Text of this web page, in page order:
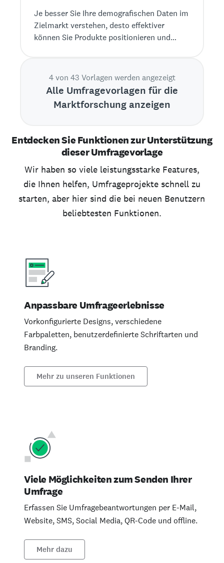
Je besser Sie Ihre demografischen Daten im
Zielmarkt verstehen, desto effektiver
können Sie Produkte positionieren und
4 von 43 Vorlagen werden angezeigt
Alle Umfragevorlagen für die
Marktforschung anzeigen
Entdecken Sie Funktionen zur Unterstützung
dieser Umfragevorlage
Wir haben so viele leistungsstarke Features,
die Ihnen helfen, Umfrageprojekte schnell zu
starten, aber hier sind die bei neuen Benutzern
beliebtesten Funktionen.
Anpassbare Umfrageerlebnisse
Vorkonfigurierte Designs, verschiedene
Farbpaletten, benutzerdefinierte Schriftarten und
Branding.
Mehr zu unseren Funktionen
Viele Möglichkeiten zum Senden Ihrer
Umfrage
Erfassen Sie Umfragebeantwortungen per E-Mail,
Website, SMS, Social Media, QR-Code und offline.
Mehr dazu